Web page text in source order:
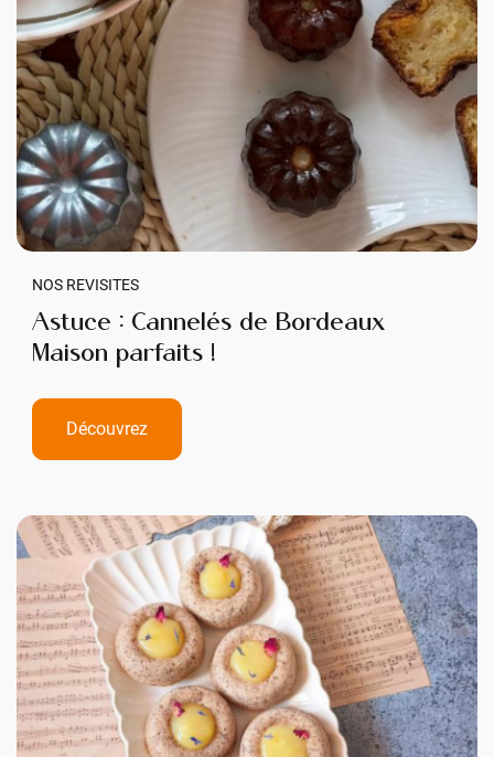
NOS REVISITES
Astuce : Cannelés de Bordeaux
Maison parfaits !
Découvrez